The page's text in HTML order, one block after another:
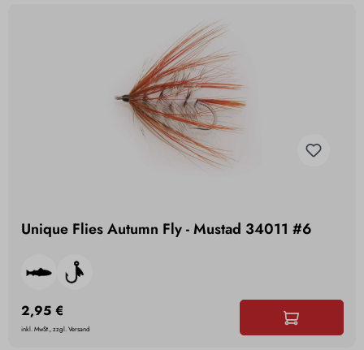
Unique Flies Autumn Fly - Mustad 34011 #6
2,95 €
inkl. MwSt., zzgl. Versand